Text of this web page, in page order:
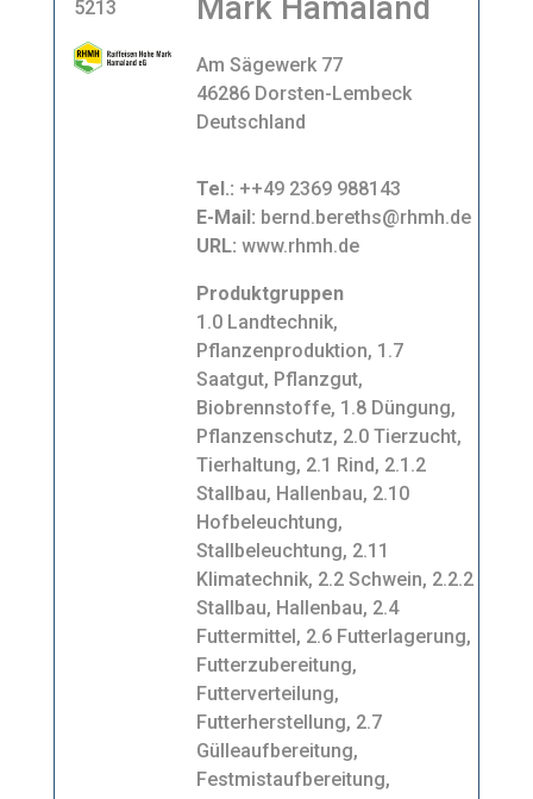
5213
Mark Hamaland
Am Sägewerk 77
46286 Dorsten-Lembeck
Deutschland
Tel.: ++49 2369 988143
E-Mail: bernd.bereths@rhmh.de
URL: www.rhmh.de
Produktgruppen
1.0 Landtechnik,
Pflanzenproduktion, 1.7
Saatgut, Pflanzgut,
Biobrennstoffe, 1.8 Düngung,
Pflanzenschutz, 2.0 Tierzucht,
Tierhaltung, 2.1 Rind, 2.1.2
Stallbau, Hallenbau, 2.10
Hofbeleuchtung,
Stallbeleuchtung, 2.11
Klimatechnik, 2.2 Schwein, 2.2.2
Stallbau, Hallenbau, 2.4
Futtermittel, 2.6 Futterlagerung,
Futterzubereitung,
Futterverteilung,
Futterherstellung, 2.7
Gülleaufbereitung,
Festmistaufbereitung,